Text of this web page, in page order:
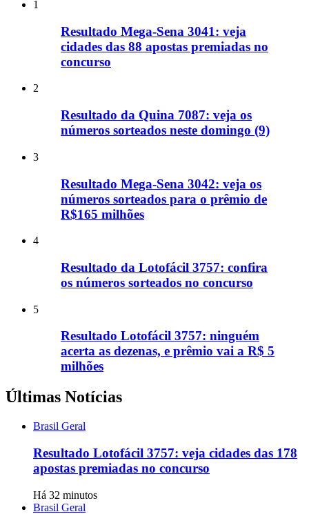
1
Resultado Mega-Sena 3041: veja
cidades das 88 apostas premiadas no
concurso
2
Resultado da Quina 7087: veja os
números sorteados neste domingo (9)
3
Resultado Mega-Sena 3042: veja os
números sorteados para o prêmio de
R$165 milhões
4
Resultado da Lotofácil 3757: confira
os números sorteados no concurso
5
Resultado Lotofácil 3757: ninguém
acerta as dezenas, e prêmio vai a R$ 5
milhões
Últimas Notícias
Brasil Geral
Resultado Lotofácil 3757: veja cidades das 178
apostas premiadas no concurso
Há 32 minutos
Brasil Geral